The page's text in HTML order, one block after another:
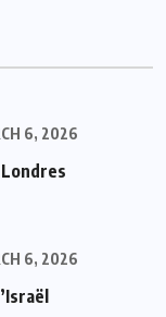
6, 2026
6, 2026